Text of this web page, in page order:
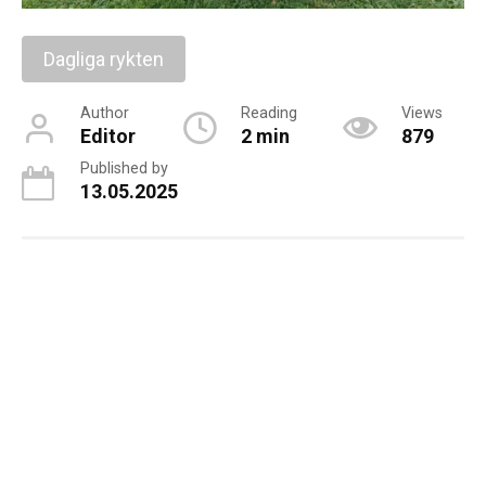
Dagliga rykten
Author
Editor
Reading
2 min
Views
879
Published by
13.05.2025